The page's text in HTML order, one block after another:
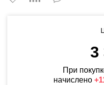
3
При
начислено